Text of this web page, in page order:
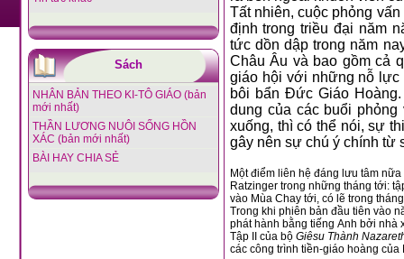
Sách
NHÂN BẢN THEO KI-TÔ GIÁO (bản
mới nhất)
THẦN LƯƠNG NUÔI SỐNG HỒN
XÁC (bản mới nhất)
BÀI HAY CHIA SẺ
Tất nhiên, cuộc phỏng vấn mới nhất diễn ra vào một thời điểm quyết
định trong triều đại năm năm của ĐGH Benedictô XVI, sau các tin
tức dồn dập trong năm nay về vấn đề giáo sĩ lạm dụng tình dục tại
Châu Âu và bao gồm cả quy kết che đậy bởi các giám chức trong
giáo hội với những nỗ lực đang được thực hiện trong các thủ đoạn
bôi bẩn Đức Giáo Hoàng. Trong khi chưa có
dung của các buổi phỏng vấn, giữa lúc những
xuống, thì có thể nói, sự thiếu vắng tiếng nói của Ngài trong bối cảnh của các cuộc hội thoại sẽ
gây nên sự chú ý chính từ
Một điểm liên hệ đáng lưu tâm nữa là cuộc phỏng vấn lần
Ratzinger trong
vào Mùa Chay tới, có lẽ trong
Trong khi phiên bản đầu tiên vào
phát hành bằng tiếng Anh bởi nhà xuất bản Doubleday, cuốn
Tập II của bộ Giêsu Thành
các công trình tiền-giáo hoàng